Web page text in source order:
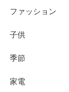
ファッション
子供
季節
家電